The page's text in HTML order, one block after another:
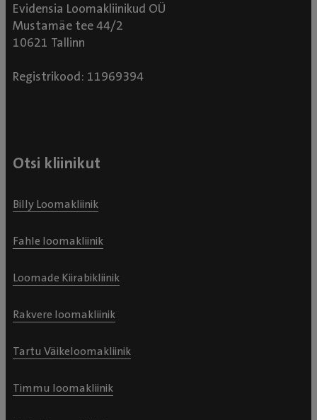
Evidensia Loomakliinikud OÜ
Mustamäe tee 44/2
10621 Tallinn
Registrikood: 11969394
Otsi kliinikut
Billy Loomakliinik
Fahle loomakliinik
Loomade Kiirabikliinik
Rakvere loomakliinik
Tartu Väikeloomakliinik
Timmu loomakliinik